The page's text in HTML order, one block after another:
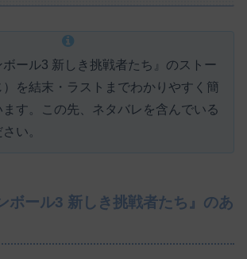
ール3 新しき挑戦者たち』のストー
）を結末・ラストまでわかりやすく簡
す。この先、ネタバレを含んでいる
い。
ボール3 新しき挑戦者たち』のあ